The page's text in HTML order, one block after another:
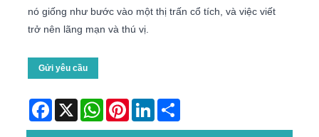
nó giống như bước vào một thị trấn cổ tích, và việc viết
trở nên lãng mạn và thú vị.
Gửi yêu cầu
Facebook
X WhatsAppPinterestLinkedIn